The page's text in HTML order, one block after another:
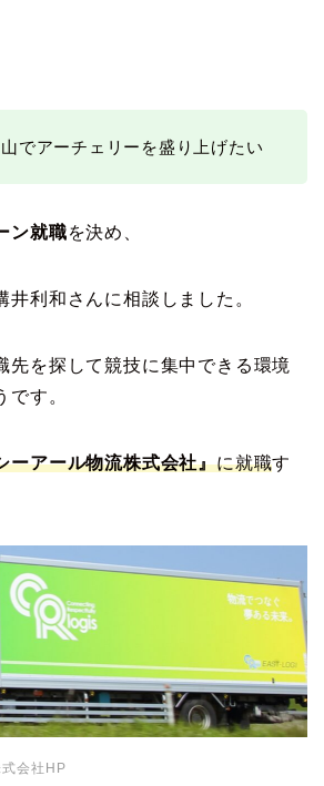
でアーチェリーを盛り上げたい
ン就職を決め、
井利和さんに相談しました。
先を探して競技に集中できる環境
です。
ーアール物流株式会社』に就職す
会社HP